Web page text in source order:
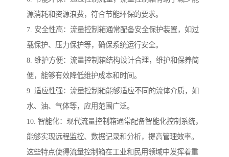
源消耗和资源浪费，符合节能环保的要求。
7. 安全性高：流量控制箱通常配备安全保护装置，如过
载保护、压力保护等，确保系统运行安全。
8. 维护方便：流量控制箱结构设计合理，维护和保养简
便，能够有效降低维护成本和时间。
9. 适应性强：流量控制箱能够适应不同的流体介质，如
水、油、气体等，应用范围广泛。
10. 智能化：现代流量控制箱通常配备智能化控制系统，
能够实现远程监控、数据记录和分析，提高管理效率。
这些特点使得流量控制箱在工业和民用领域中发挥着重